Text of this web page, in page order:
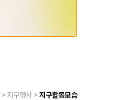
지구행사 >지구활동모습